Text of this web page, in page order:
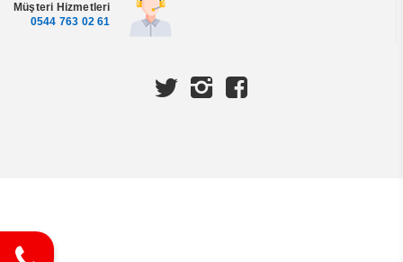
Müşteri Hizmetleri
0544 763 02 61